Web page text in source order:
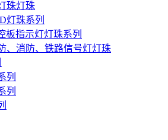
珠灯珠
灯珠系列
板指示灯灯珠系列
、消防、铁路信号灯灯珠
列
列